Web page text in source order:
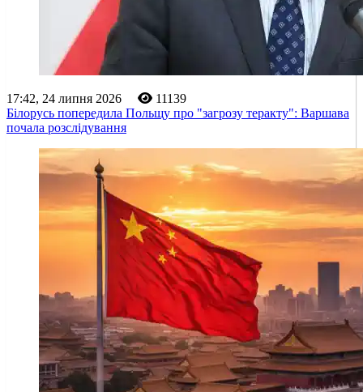
17:42, 24 липня 2026
11139
Білорусь попередила Польщу про "загрозу теракту": Варшава
почала розслідування